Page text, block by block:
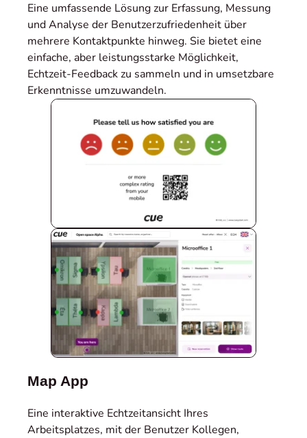
Eine umfassende Lösung zur Erfassung, Messung
und Analyse der Benutzerzufriedenheit über
mehrere Kontaktpunkte hinweg. Sie bietet eine
einfache, aber leistungsstarke Möglichkeit,
Echtzeit-Feedback zu sammeln und in umsetzbare
Erkenntnisse umzuwandeln.
Map App
Eine interaktive Echtzeitansicht Ihres
Arbeitsplatzes, mit der Benutzer Kollegen,